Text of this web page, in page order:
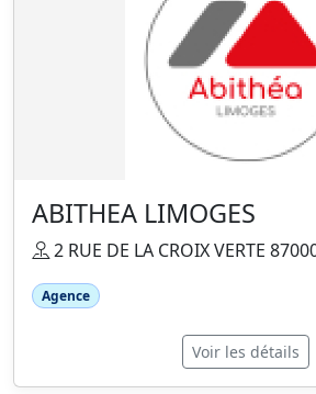
ABITHEA LIMOGES
2 RUE DE LA CROIX VERTE
Agence
Voir les détails